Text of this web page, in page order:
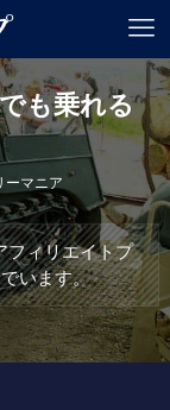
も乗れる
ーマニア
フィリエイトプ
います。